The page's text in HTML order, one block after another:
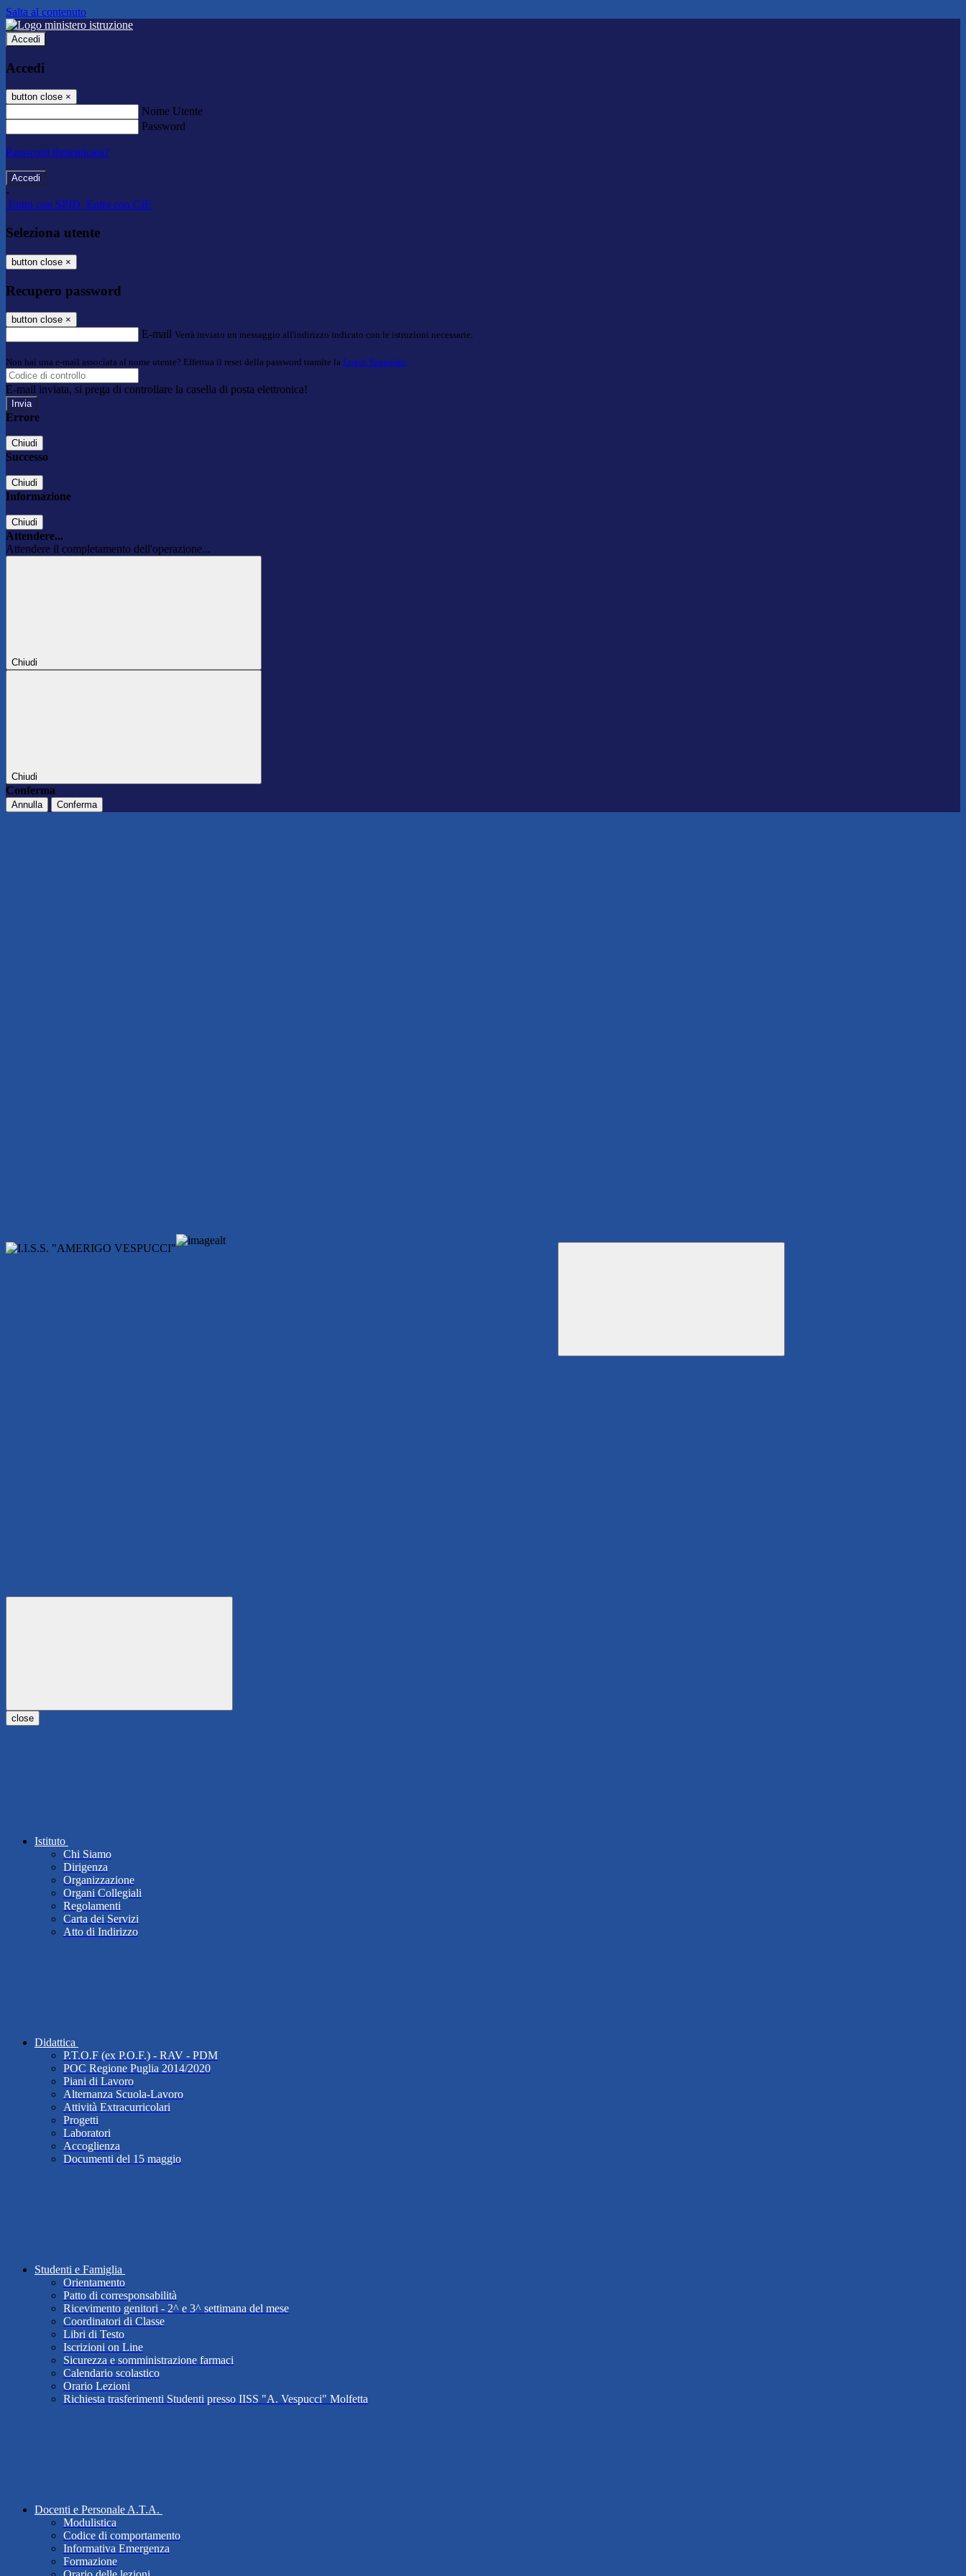
Salta al contenuto
Accedi
Accedi
button close ×
Nome Utente
Password
Password dimenticata?
-
Entra con SPID Entra con CIE
Seleziona utente
button close ×
Recupero password
button close ×
E-mail Verrà inviato un messaggio all'indirizzo indicato con le istruzioni necessarie.
Non hai una e-mail associata al nome utente? Effettua il reset della password tramite la Login Spaggiari
E-mail inviata, si prega di controllare la casella di posta elettronica!
Errore
Chiudi
Successo
Chiudi
Informazione
Chiudi
Attendere...
Attendere il completamento dell'operazione...
Chiudi
Chiudi
Conferma
Annulla Conferma
close
Istituto
Chi Siamo
Dirigenza
Organizzazione
Organi Collegiali
Regolamenti
Carta dei Servizi
Atto di Indirizzo
Didattica
P.T.O.F (ex P.O.F.) - RAV - PDM
POC Regione Puglia 2014/2020
Piani di Lavoro
Alternanza Scuola-Lavoro
Attività Extracurricolari
Progetti
Laboratori
Accoglienza
Documenti del 15 maggio
Studenti e Famiglia
Orientamento
Patto di corresponsabilità
Ricevimento genitori - 2^ e 3^ settimana del mese
Coordinatori di Classe
Libri di Testo
Iscrizioni on Line
Sicurezza e somministrazione farmaci
Calendario scolastico
Orario Lezioni
Richiesta trasferimenti Studenti presso IISS "A. Vespucci" Molfetta
Docenti e Personale A.T.A.
Modulistica
Codice di comportamento
Informativa Emergenza
Formazione